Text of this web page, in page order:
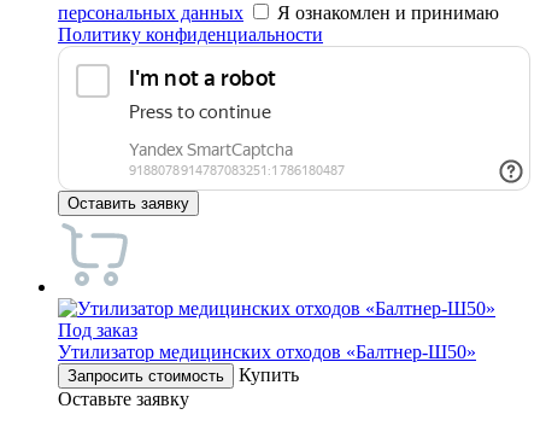
персональных данных
Я ознакомлен и принимаю
Политику конфиденциальности
Оставить заявку
Под заказ
Утилизатор медицинских отходов «Балтнер-Ш50»
Запросить стоимость
Купить
Оставьте заявку